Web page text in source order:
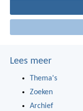
Lees meer
Thema's
Zoeken
Archief